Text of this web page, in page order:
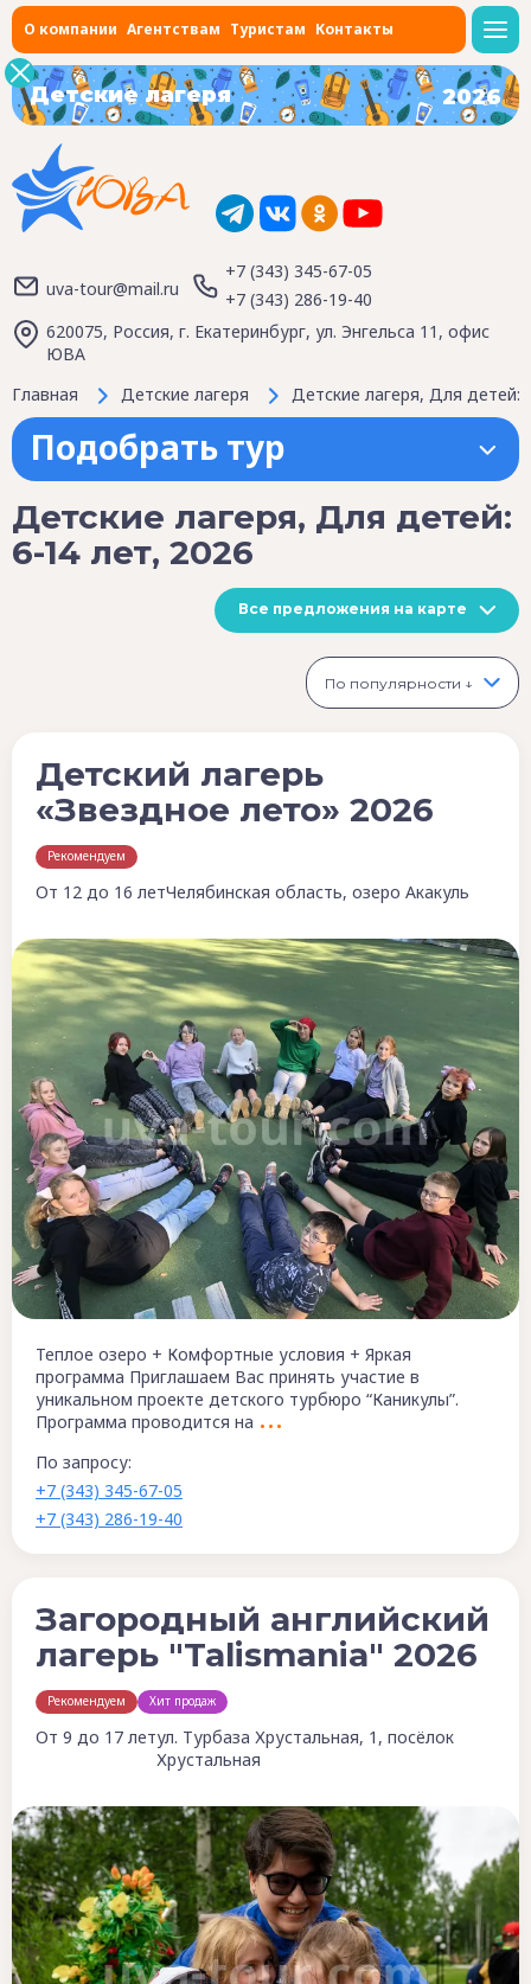
О компании Агентствам Туристам Контакты
Детские лагеря 2026
uva-tour@mail.ru
+7 (343) 345-67-05
+7 (343) 286-19-40
620075, Россия, г. Екатеринбург, ул. Энгельса 11, офис
ЮВА
Главная
Детские лагеря Детские лагеря, Для детей:
Подобрать тур
Детские лагеря, Для детей:
6-14 лет, 2026
Все предложения на карте
По популярности ↓
Детский лагерь
«Звездное лето» 2026
Рекомендуем
От 12 до 16 летЧелябинская область, озеро Акакуль
Теплое озеро + Комфортные условия + Яркая
программа Приглашаем Вас принять участие в
уникальном проекте детского турбюро “Каникулы”.
Программа проводится на
По запросу:
+7 (343) 345-67-05
+7 (343) 286-19-40
Загородный английский
лагерь "Talismania" 2026
Рекомендуем Хит продаж
От 9 до 17 летул. Турбаза Хрустальная, 1, посёлок
Хрустальная